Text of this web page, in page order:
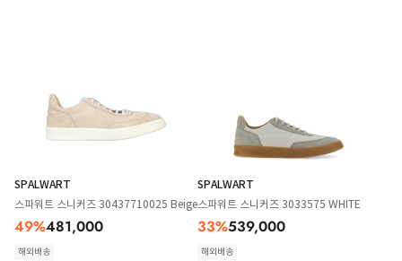
SPALWART
스파워트 스니커즈 30437710025 Beige
49%481,000
해외배송
SPALWART
스파워트 스니커즈 3033575 WHITE
33%539,000
해외배송